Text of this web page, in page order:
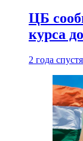
ЦБ
курса
2 года спустя